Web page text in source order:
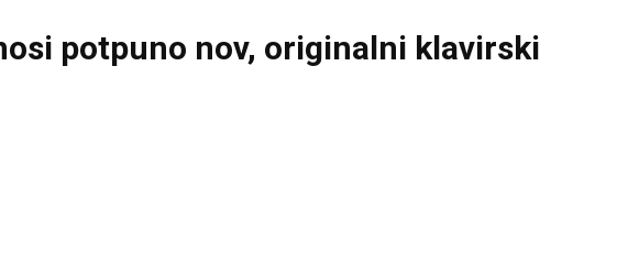
potpuno nov, originalni klavirski